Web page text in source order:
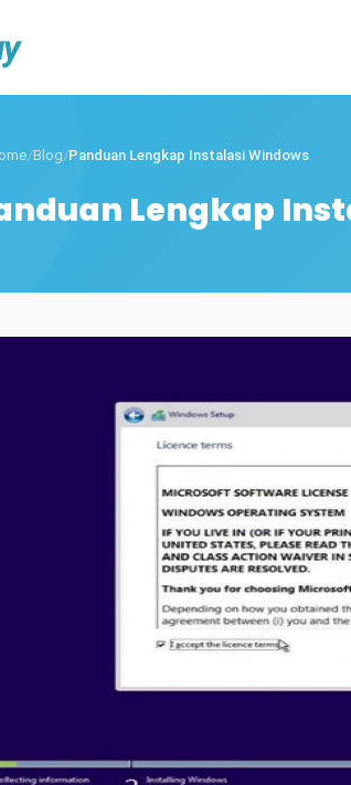
/Blog/Panduan Lengkap Instalasi Windows
Lengkap